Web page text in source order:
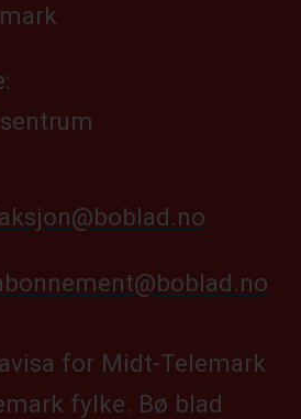
for Midt-Telemark
fylke. Bø blad